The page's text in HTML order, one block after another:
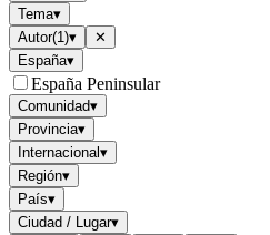
Tema▾
Autor(1)▾
✕
España▾
España Peninsular
Comunidad▾
Provincia▾
Internacional▾
Región▾
País▾
Ciudad / Lugar▾